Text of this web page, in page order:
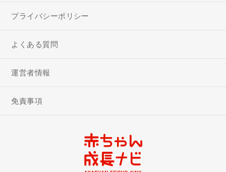
プライバシーポリシー
よくある質問
運営者情報
免責事項